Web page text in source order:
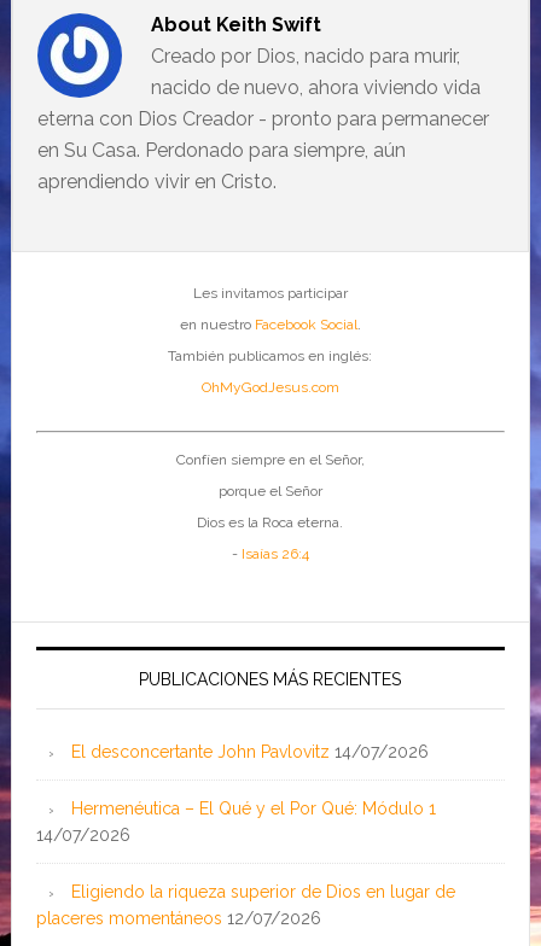
About Keith Swift
Creado por Dios, nacido para murir,
nacido de nuevo, ahora viviendo vida
eterna con Dios Creador - pronto para permanecer
en Su Casa. Perdonado para siempre, aún
aprendiendo vivir en Cristo.
Les invitamos participar
en nuestro Facebook Social.
También publicamos en inglés:
OhMyGodJesus.com
Confíen siempre en el Señor,
porque el Señor
Dios es la Roca eterna.
- Isaías 26:4
PUBLICACIONES MÁS RECIENTES
El desconcertante John Pavlovitz 14/07/2026
Hermenéutica – El Qué y el Por Qué: Módulo 1
14/07/2026
Eligiendo la riqueza superior de Dios en lugar de
placeres momentáneos 12/07/2026